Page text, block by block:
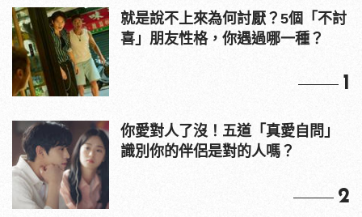
就是說不上來為何討厭？5個「不討
喜」朋友性格，你遇過哪一種？
1
你愛對人了沒！五道「真愛自問」
識別你的伴侶是對的人嗎？
2